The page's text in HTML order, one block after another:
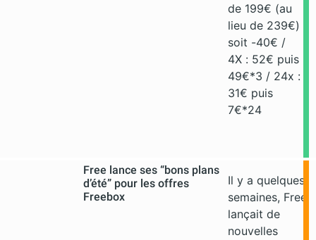
de 199€ (au
lieu de 239€)
soit -40€ /
4X : 52€ puis
49€*3 / 24x :
31€ puis
7€*24
Free lance ses “bons plans
d’été” pour les offres
Freebox
Il y a quelques
semaines, Free
lançait de
nouvelles